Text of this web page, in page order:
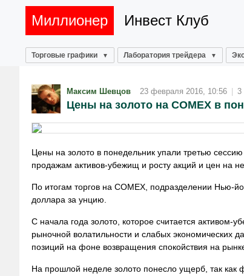
Миллионер Инвест Клуб
Торговые графики Лаборатория трейдера
Максим Шевцов 23 февраля 2016, 10:56 | 3
Цены на золото на COMEX в
Цены на золото в понедельник упали третью
продажам активов-убежищ и росту акций и цен на
По итогам торгов на COMEX, подразделении Нью-
доллара за унцию.
С начала года золото, которое считается
рыночной волатильности и слабых экономических
позиций на фоне возвращения спокойствия на
На прошлой неделе золото понесло ущерб, так